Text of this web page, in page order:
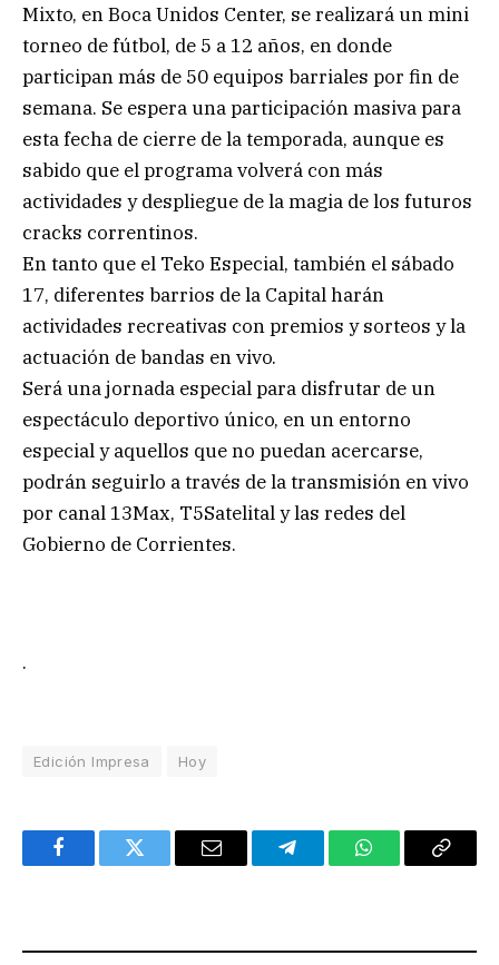
Mixto, en Boca Unidos Center, se realizará un mini
torneo de fútbol, de 5 a 12 años, en donde
participan más de 50 equipos barriales por fin de
semana. Se espera una participación masiva para
esta fecha de cierre de la temporada, aunque es
sabido que el programa volverá con más
actividades y despliegue de la magia de los futuros
cracks correntinos.
En tanto que el Teko Especial, también el sábado
17, diferentes barrios de la Capital harán
actividades recreativas con premios y sorteos y la
actuación de bandas en vivo.
Será una jornada especial para disfrutar de un
espectáculo deportivo único, en un entorno
especial y aquellos que no puedan acercarse,
podrán seguirlo a través de la transmisión en vivo
por canal 13Max, T5Satelital y las redes del
Gobierno de Corrientes.
.
Edición Impresa Hoy
FacebookTwitter Email TelegramWhatsAppCopy